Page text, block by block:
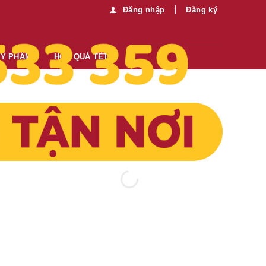
Đăng nhập Đăng ký
PHẨM HỘP QUÀ TẾT
₫
Thông tin thêm:
Mua sỉ vui lòng liên hệ chúng tôi:
0989.330.683 Gửi tin nhắn